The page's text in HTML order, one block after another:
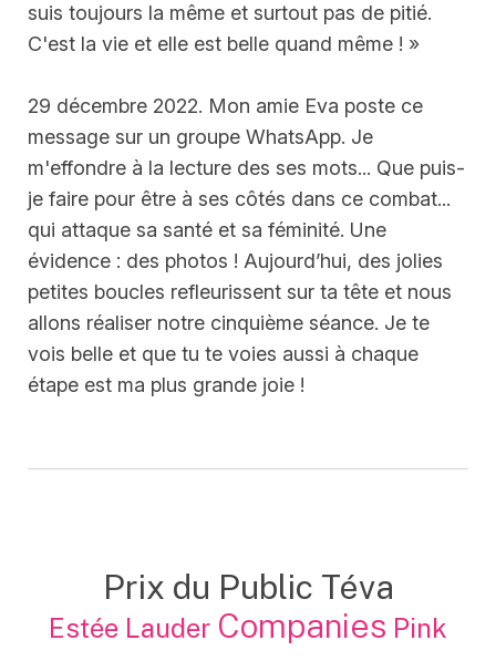
suis toujours la même et surtout pas de pitié.
C'est la vie et elle est belle quand même ! »
29 décembre 2022. Mon amie Eva poste ce
message sur un groupe WhatsApp. Je
m'effondre à la lecture des ses mots... Que puis-
je faire pour être à ses côtés dans ce combat...
qui attaque sa santé et sa féminité. Une
évidence : des photos ! Aujourd’hui, des jolies
petites boucles refleurissent sur ta tête et nous
allons réaliser notre cinquième séance. Je te
vois belle et que tu te voies aussi à chaque
étape est ma plus grande joie !
Prix du Public Téva
Estée Lauder Companies Pink